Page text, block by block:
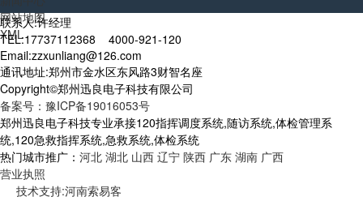
网站地图
XML
联系人:许经理
TEL:17737112368 4000-921-120
Email:zzxunliang@126.com
通讯地址:郑州市金水区东风路3财智名座
Copyright©郑州迅良电子科技有限公司
备案号：豫ICP备19016053号
郑州迅良电子科技专业承接120指挥调度系统,随访系统,体检管理系
统,120急救指挥系统,急救系统,体检系统
热门城市推广： 河北 湖北 山西 辽宁 陕西 广东 湖南 广西
营业执照
技术支持:河南索易客